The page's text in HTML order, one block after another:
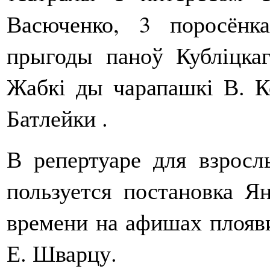
Васюченко, 3
прыгоды паноў
Жабкі ды чарапашкі В.
Батлейки .
В репертуаре для
пользуется
времени на афишах
Е. Шварцу.